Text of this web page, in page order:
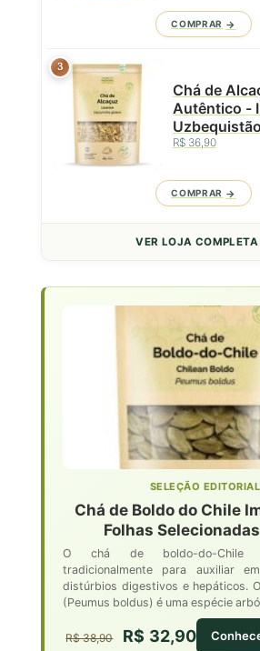
COMPRAR
3
Chá de
Autêntico -
R$ 36,90
COMPRAR
VER LOJA
SELEÇÃO EDITORIAL
Chá de Boldo do Chile
Folhas
O chá de boldo-do-Chile
tradicionalmente para auxiliar
distúrbios digestivos e hepáticos.
(Peumus boldus) é uma espécie
R$ 38,90 R$ 32,90